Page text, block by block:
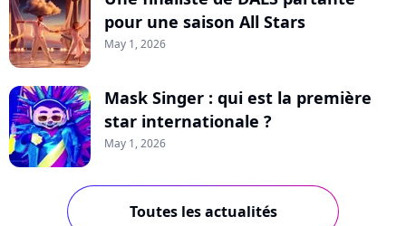
pour une saison All Stars
May 1, 2026
Mask Singer : qui est la première
star internationale ?
May 1, 2026
Toutes les actualités